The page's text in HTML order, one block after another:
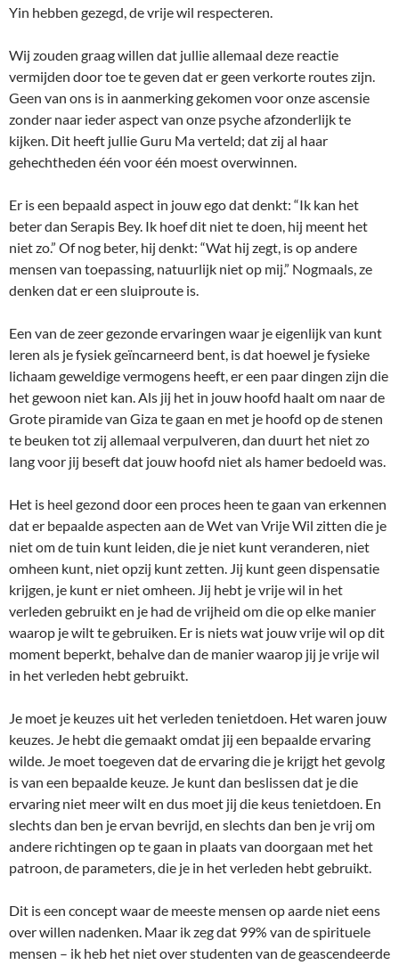
Yin hebben gezegd, de vrije wil respecteren.
Wij zouden graag willen dat jullie allemaal deze reactie
vermijden door toe te geven dat er geen verkorte routes zijn.
Geen van ons is in aanmerking gekomen voor onze ascensie
zonder naar ieder aspect van onze psyche afzonderlijk te
kijken. Dit heeft jullie Guru Ma verteld; dat zij al haar
gehechtheden één voor één moest overwinnen.
Er is een bepaald aspect in jouw ego dat denkt: “Ik kan het
beter dan Serapis Bey. Ik hoef dit niet te doen, hij meent het
niet zo.” Of nog beter, hij denkt: “Wat hij zegt, is op andere
mensen van toepassing, natuurlijk niet op mij.” Nogmaals, ze
denken dat er een sluiproute is.
Een van de zeer gezonde ervaringen waar je eigenlijk van kunt
leren als je fysiek geïncarneerd bent, is dat hoewel je fysieke
lichaam geweldige vermogens heeft, er een paar dingen zijn die
het gewoon niet kan. Als jij het in jouw hoofd haalt om naar de
Grote piramide van Giza te gaan en met je hoofd op de stenen
te beuken tot zij allemaal verpulveren, dan duurt het niet zo
lang voor jij beseft dat jouw hoofd niet als hamer bedoeld was.
Het is heel gezond door een proces heen te gaan van erkennen
dat er bepaalde aspecten aan de Wet van Vrije Wil zitten die je
niet om de tuin kunt leiden, die je niet kunt veranderen, niet
omheen kunt, niet opzij kunt zetten. Jij kunt geen dispensatie
krijgen, je kunt er niet omheen. Jij hebt je vrije wil in het
verleden gebruikt en je had de vrijheid om die op elke manier
waarop je wilt te gebruiken. Er is niets wat jouw vrije wil op dit
moment beperkt, behalve dan de manier waarop jij je vrije wil
in het verleden hebt gebruikt.
Je moet je keuzes uit het verleden tenietdoen. Het waren jouw
keuzes. Je hebt die gemaakt omdat jij een bepaalde ervaring
wilde. Je moet toegeven dat de ervaring die je krijgt het gevolg
is van een bepaalde keuze. Je kunt dan beslissen dat je die
ervaring niet meer wilt en dus moet jij die keus tenietdoen. En
slechts dan ben je ervan bevrijd, en slechts dan ben je vrij om
andere richtingen op te gaan in plaats van doorgaan met het
patroon, de parameters, die je in het verleden hebt gebruikt.
Dit is een concept waar de meeste mensen op aarde niet eens
over willen nadenken. Maar ik zeg dat 99% van de spirituele
mensen – ik heb het niet over studenten van de geascendeerde